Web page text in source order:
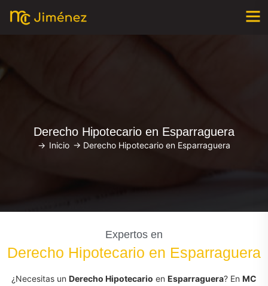
Derecho Hipotecario en Esparraguera
-> Inicio -> Derecho Hipotecario en Esparraguera
Expertos en
Derecho Hipotecario en Esparraguera
¿Necesitas un Derecho Hipotecario en Esparraguera? En MC